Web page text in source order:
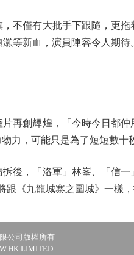
僅有大批手下跟隨，更拖
等新血，演員陣容令人期待
創輝煌，「今時今日都仲
力，可能只是為了短短數十
，「洛軍」林峯、「信一
《九龍城寨之圍城》一樣，
公司版權所有
LIMITED.